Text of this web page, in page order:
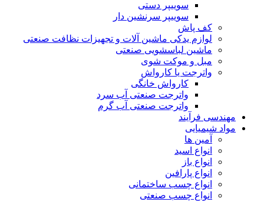
سوییپر دستی
سوییپر سرنشین دار
کف پاش
لوازم یدکی ماشین آلات و تجهیزات نظافت صنعتی
ماشین لباسشویی صنعتی
مبل و موکت شوی
واترجت یا کارواش
کارواش خانگی
واترجت صنعتی آب سرد
واترجت صنعتی آب گرم
مهندسی فرآیند
مواد شیمیایی
آمین ها
انواع اسید
انواع باز
انواع پارافین
انواع چسب ساختمانی
انواع چسب صنعتی